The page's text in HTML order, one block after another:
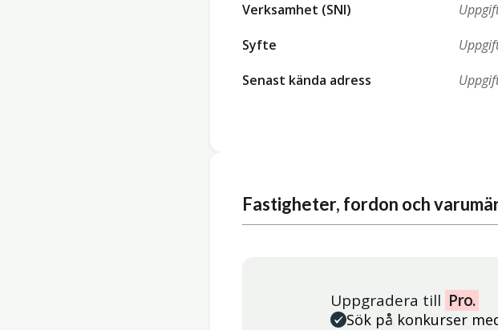
Verksamhet (SNI)
Syfte
Senast kända adress
Fastigheter, fordon och
Uppgradera till Pro.
Sök på konkurser